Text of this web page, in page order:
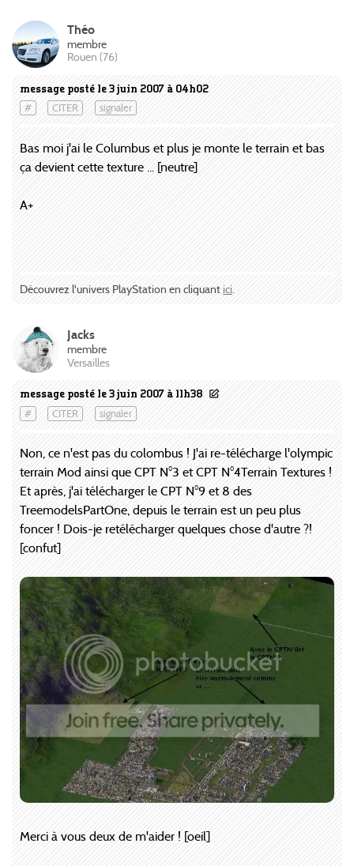
message posté le 3 juin 2007 à 04h02
# CITER signaler
Théo
membre
Rouen (76)
Bas moi j'ai le Columbus et plus je monte le terrain et bas
ça devient cette texture ... [neutre]
A+
Découvrez l'univers PlayStation en cliquantici.
message posté le 3 juin 2007 à 11h38
# CITER signaler
Jacks
membre
Versailles
Non, ce n'est pas du colombus ! J'ai re-télécharge l'olympic
terrain Mod ainsi que CPT N°3 et CPT N°4Terrain Textures !
Et après, j'ai télécharger le CPT N°9 et 8 des
TreemodelsPartOne, depuis le terrain est un peu plus
foncer ! Dois-je retélécharger quelques chose d'autre ?!
[confut]
Merci à vous deux de m'aider ! [oeil]